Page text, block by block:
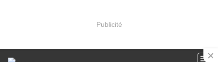
Publicité